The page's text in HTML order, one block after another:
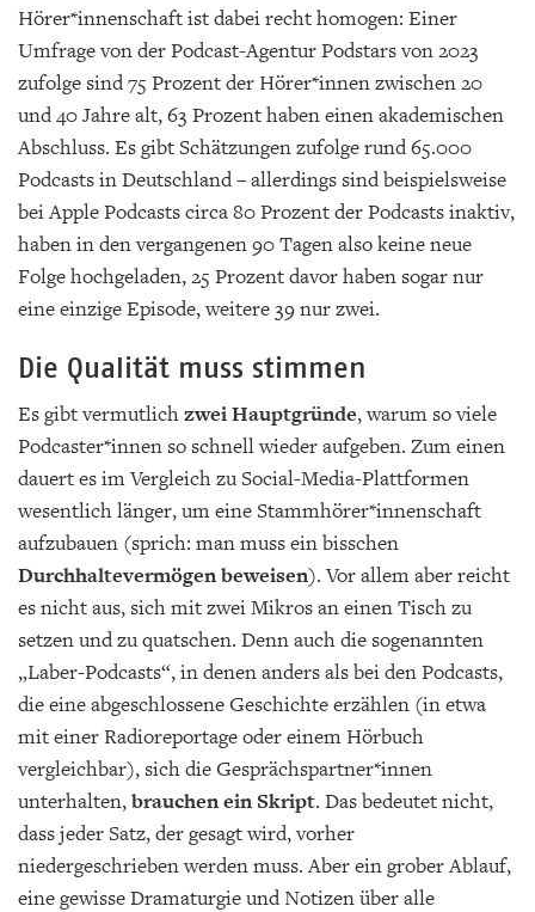
Hörer*innenschaft ist dabei recht homogen: Einer
Umfrage von der Podcast-Agentur Podstars von 2023
zufolge sind 75 Prozent der Hörer*innen zwischen 20
und 40 Jahre alt, 63 Prozent haben einen akademischen
Abschluss. Es gibt Schätzungen zufolge rund 65.000
Podcasts in Deutschland – allerdings sind beispielsweise
bei Apple Podcasts circa 80 Prozent der Podcasts inaktiv,
haben in den vergangenen 90 Tagen also keine neue
Folge hochgeladen, 25 Prozent davor haben sogar nur
eine einzige Episode, weitere 39 nur zwei.
Die Qualität muss stimmen
Es gibt vermutlichzwei Hauptgründe, warum so viele
Podcaster*innen so schnell wieder aufgeben. Zum einen
dauert es im Vergleich zu Social-Media-Plattformen
wesentlich länger, um eine Stammhörer*innenschaft
aufzubauen (sprich: man muss ein bisschen
Durchhaltevermögen beweisen). Vor allem aber reicht
es nicht aus, sich mit zwei Mikros an einen Tisch zu
setzen und zu quatschen. Denn auch die sogenannten
„Laber-Podcasts“, in denen anders als bei den Podcasts,
die eine abgeschlossene Geschichte erzählen (in etwa
mit einer Radioreportage oder einem Hörbuch
vergleichbar), sich die Gesprächspartner*innen
unterhalten,brauchen ein Skript. Das bedeutet nicht,
dass jeder Satz, der gesagt wird, vorher
niedergeschrieben werden muss. Aber ein grober Ablauf,
eine gewisse Dramaturgie und Notizen über alle